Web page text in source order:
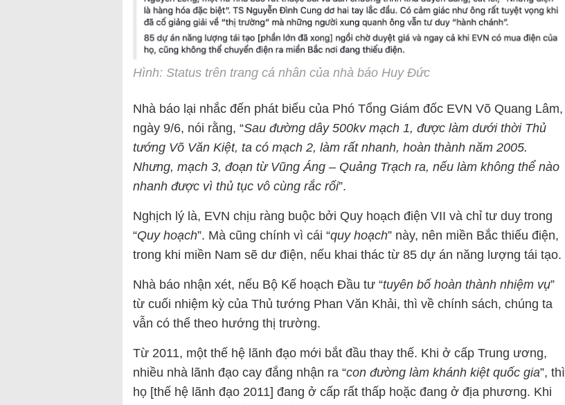
Hình: Status trên trang cá nhân của nhà báo Huy Đức
Nhà báo lại nhắc đến phát biểu của Phó Tổng Giám đốc EVN Võ Quang Lâm,
ngày 9/6, nói rằng, “Sau đường dây 500kv mạch 1, được làm dưới thời Thủ
tướng Võ Văn Kiệt, ta có mạch 2, làm rất nhanh, hoàn thành năm 2005.
Nhưng, mạch 3, đoạn từ Vũng Áng – Quảng Trạch ra, nếu làm không thể nào
nhanh được vì thủ tục vô cùng rắc rối”.
Nghịch lý là, EVN chịu ràng buộc bởi Quy hoạch điện VII và chỉ tư duy trong
“Quy hoạch”. Mà cũng chính vì cái “quy hoạch” này, nên miền Bắc thiếu điện,
trong khi miền Nam sẽ dư điện, nếu khai thác từ 85 dự án năng lượng tái tạo.
Nhà báo nhận xét, nếu Bộ Kế hoạch Đầu tư “tuyên bố hoàn thành nhiệm vụ”
từ cuối nhiệm kỳ của Thủ tướng Phan Văn Khải, thì về chính sách, chúng ta
vẫn có thể theo hướng thị trường.
Từ 2011, một thế hệ lãnh đạo mới bắt đầu thay thế. Khi ở cấp Trung ương,
nhiều nhà lãnh đạo cay đắng nhận ra “con đường làm khánh kiệt quốc gia”, thì
họ [thế hệ lãnh đạo 2011] đang ở cấp rất thấp hoặc đang ở địa phương. Khi